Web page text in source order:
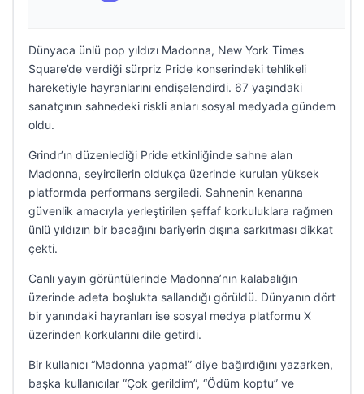
Dünyaca ünlü pop yıldızı Madonna, New York Times
Square’de verdiği sürpriz Pride konserindeki tehlikeli
hareketiyle hayranlarını endişelendirdi. 67 yaşındaki
sanatçının sahnedeki riskli anları sosyal medyada gündem
oldu.
Grindr’ın düzenlediği Pride etkinliğinde sahne alan
Madonna, seyircilerin oldukça üzerinde kurulan yüksek
platformda performans sergiledi. Sahnenin kenarına
güvenlik amacıyla yerleştirilen şeffaf korkuluklara rağmen
ünlü yıldızın bir bacağını bariyerin dışına sarkıtması dikkat
çekti.
Canlı yayın görüntülerinde Madonna’nın kalabalığın
üzerinde adeta boşlukta sallandığı görüldü. Dünyanın dört
bir yanındaki hayranları ise sosyal medya platformu X
üzerinden korkularını dile getirdi.
Bir kullanıcı “Madonna yapma!” diye bağırdığını yazarken,
başka kullanıcılar “Çok gerildim”, “Ödüm koptu” ve